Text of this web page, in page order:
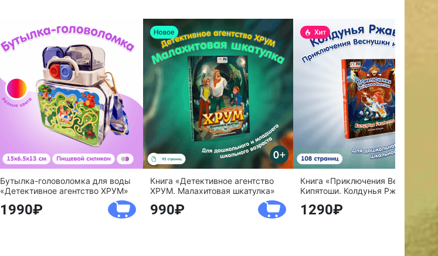
Бутылка-головоломка для воды
«Детективное агентство ХРУМ»
1990
Книга «Детективное агентство
ХРУМ. Малахитовая шкатулка»
990
Книга «Приключения Веснушки и
Кипятоши. Колдунья Ржавелла»
1290